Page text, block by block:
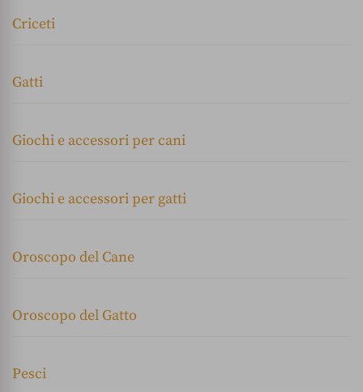
Criceti
Gatti
Giochi e accessori per cani
Giochi e accessori per gatti
Oroscopo del Cane
Oroscopo del Gatto
Pesci